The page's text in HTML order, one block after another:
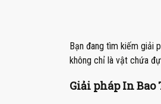
Bạn đang tìm kiếm giải
không chỉ là vật chứa
Giải pháp In